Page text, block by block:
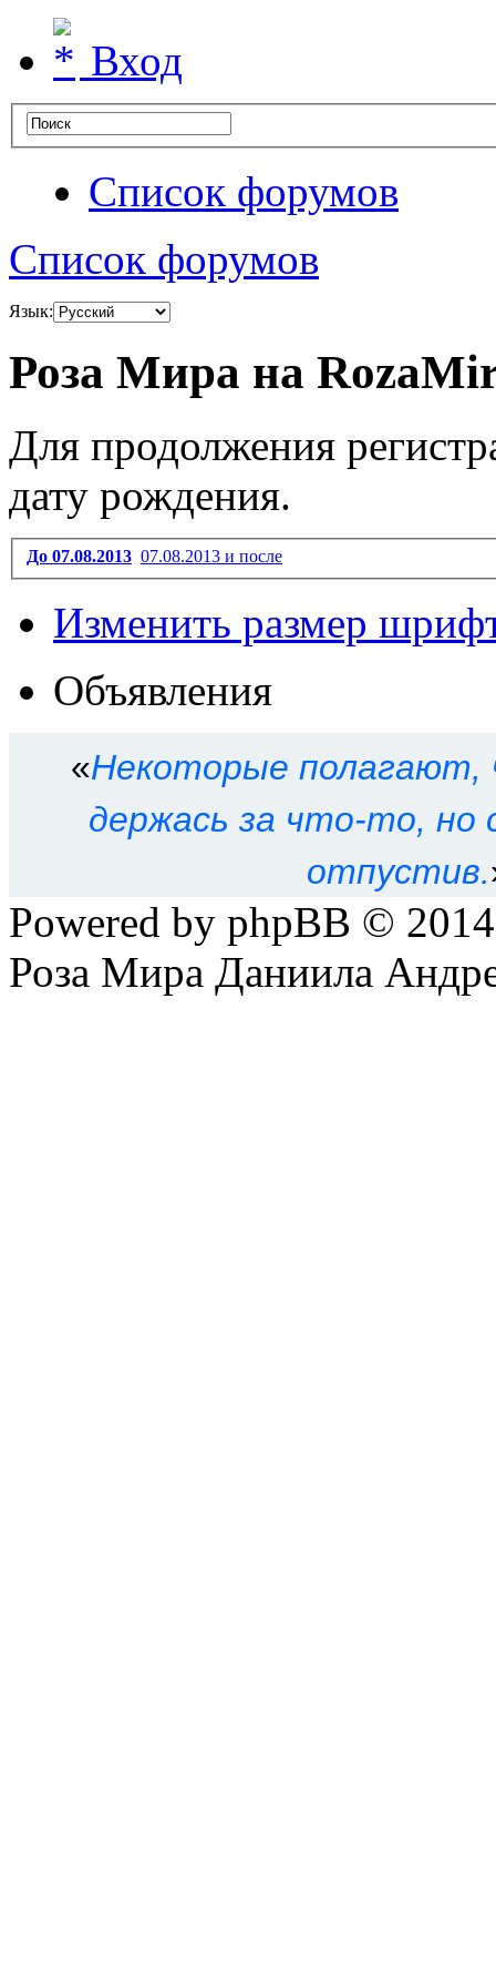
Вход
Список форумов
Список форумов
Язык:
Роза Мира на
Для продолжения
дату рождения.
До 07.08.2013 07.08.2013 и после
Изменить размер
Объявления
«Некоторые полагают,
держась за что-то, но
отпустив.
Powered by phpBB ©
Роза Мира Даниила